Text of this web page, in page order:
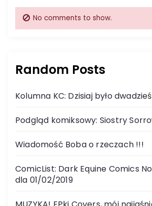
No comments to show.
Random Posts
Kolumna KC: Dzisiaj było
Podgląd komiksowy: Siostry
Wiadomość Boba o rzeczach !!!
ComicList: Dark Equine Comics
dla 01/02/2019